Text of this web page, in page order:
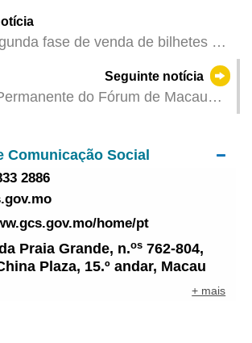
fase de venda de bilhetes de
ténis de mesa da 15.ª edição dos
os bilhetes de outras
Zona de Competição de Macau
Seguinte notícia
do Fórum de Macau
Portuguesa reforçando a
sino-lusófona
Comunicação Social
2886
home/pt
Praia Grande, n.os 762-804,
Plaza, 15.º andar, Macau
+ mais